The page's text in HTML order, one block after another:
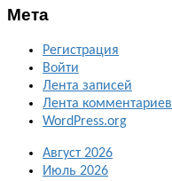
Мета
Регистрация
Войти
Лента записей
Лента комментариев
WordPress.org
Август 2026
Июль 2026